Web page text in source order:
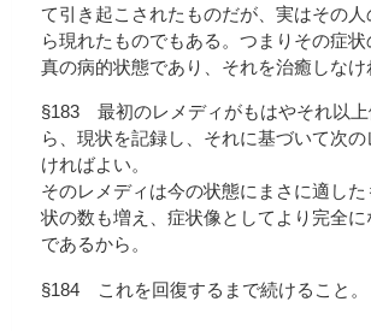
て引き起こされたものだが、実はその
ら現れたものでもある。つまりその症
真の病的状態であり、それを治癒しなけ
§183 最初のレメディがもはやそれ以上
ら、現状を記録し、それに基づいて次
ければよい。
そのレメディは今の状態にまさに適し
状の数も増え、症状像としてより完全
であるから。
§184 これを回復するまで続けること。